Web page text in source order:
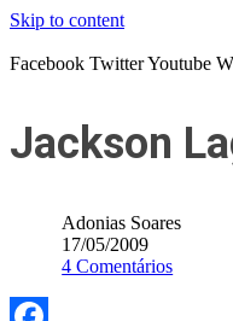
Skip to content
Facebook TwitterYoutube
Jackson
Adonias Soares
17/05/2009
4 Comentários